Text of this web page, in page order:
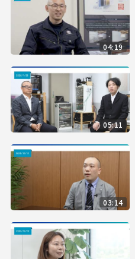
04:19
05:11
03:14